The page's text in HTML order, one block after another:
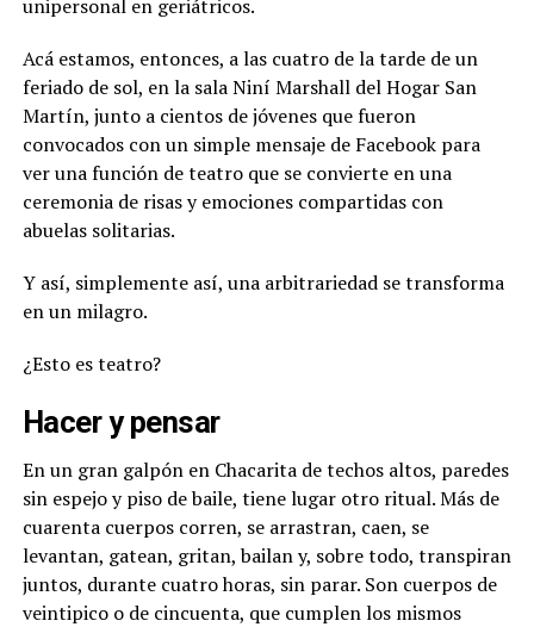
unipersonal en geriátricos.
Acá estamos, entonces, a las cuatro de la tarde de un
feriado de sol, en la sala Niní Marshall del Hogar San
Martín, junto a cientos de jóvenes que fueron
convocados con un simple mensaje de Facebook para
ver una función de teatro que se convierte en una
ceremonia de risas y emociones compartidas con
abuelas solitarias.
Y así, simplemente así, una arbitrariedad se transforma
en un milagro.
¿Esto es teatro?
Hacer y pensar
En un gran galpón en Chacarita de techos altos, paredes
sin espejo y piso de baile, tiene lugar otro ritual. Más de
cuarenta cuerpos corren, se arrastran, caen, se
levantan, gatean, gritan, bailan y, sobre todo, transpiran
juntos, durante cuatro horas, sin parar. Son cuerpos de
veintipico o de cincuenta, que cumplen los mismos